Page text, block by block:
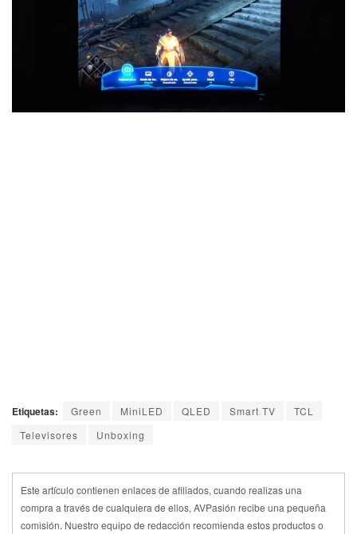
Etiquetas: Green MiniLED QLED Smart TV
TCL
Televisores
Unboxing
Este artículo contienen enlaces de afiliados, cuando realizas una
compra a través de cualquiera de ellos, AVPasión recibe una pequeña
comisión. Nuestro equipo de redacción recomienda estos productos o